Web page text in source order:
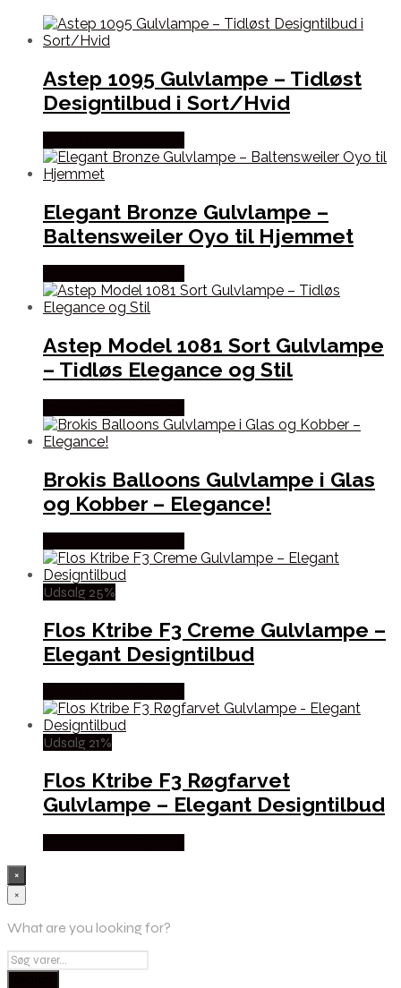
Astep 1095 Gulvlampe – Tidløst
Designtilbud i Sort/Hvid
Elegant Bronze Gulvlampe –
Baltensweiler Oyo til Hjemmet
Astep Model 1081 Sort Gulvlampe
– Tidløs Elegance og Stil
Brokis Balloons Gulvlampe i Glas
og Kobber – Elegance!
Udsalg 25%
Flos Ktribe F3 Creme Gulvlampe –
Elegant Designtilbud
Udsalg 21%
Flos Ktribe F3 Røgfarvet
Gulvlampe – Elegant Designtilbud
×
×
What are you looking for?